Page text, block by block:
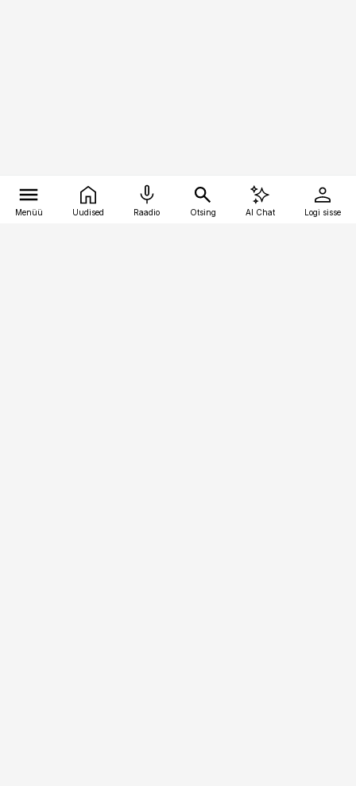
Menüü Uudised Raadio Otsing AI Chat Logi sisse